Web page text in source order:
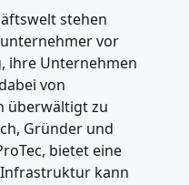
stehen
vor
ihre Unternehmen
von
überwältigt zu
Gründer und
bietet eine
Infrastruktur kann